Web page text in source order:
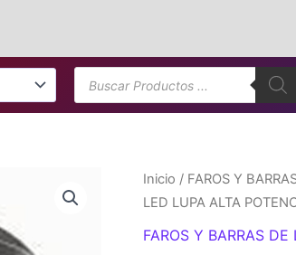
Búsqueda
de
productos
Inicio / FAROS Y
LED LUPA ALTA
FAROS Y BARRAS DE